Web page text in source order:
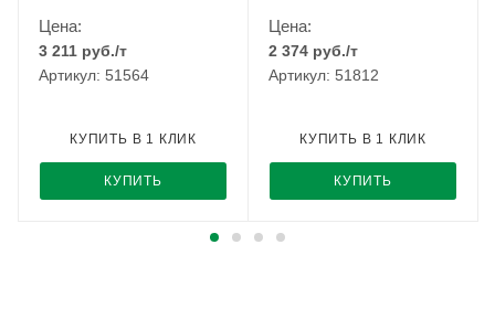
Цена:
3 211 руб./т
Артикул: 51564
КУПИТЬ
КУПИТЬ В 1 КЛИК
Цена:
2 374 руб./т
Артикул: 51812
КУПИТЬ
КУПИТЬ В 1 КЛИК